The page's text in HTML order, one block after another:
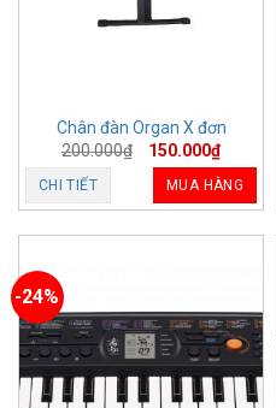
Chân đàn Organ X đơn
200.000₫ 150.000₫
CHI TIẾT MUA HÀNG
-24%